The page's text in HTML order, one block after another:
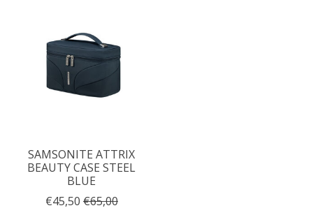
SAMSONITE ATTRIX
BEAUTY CASE STEEL
BLUE
€45,50 €65,00